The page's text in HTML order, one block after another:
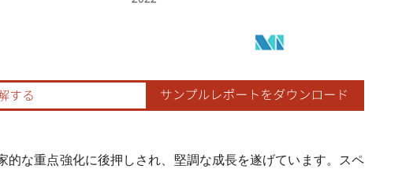
な重点強化に後押しされ、堅調な成長を遂げています。スペ